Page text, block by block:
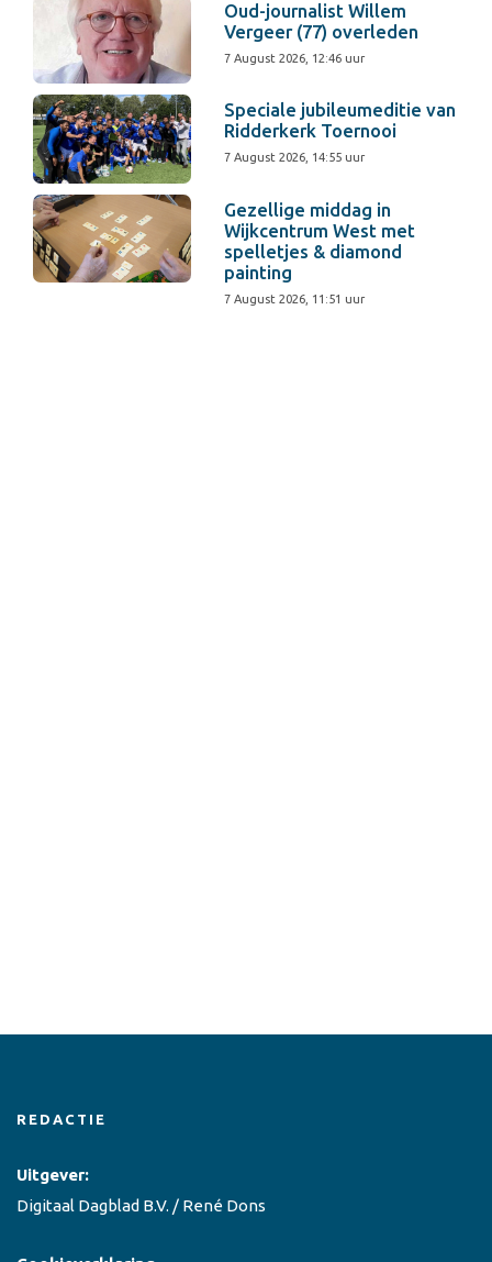
Oud-journalist Willem
Vergeer (77) overleden
7 August 2026, 12:46 uur
Speciale jubileumeditie van
Ridderkerk Toernooi
7 August 2026, 14:55 uur
Gezellige middag in
Wijkcentrum West met
spelletjes & diamond
painting
7 August 2026, 11:51 uur
REDACTIE
Uitgever:
Digitaal Dagblad B.V. / René Dons